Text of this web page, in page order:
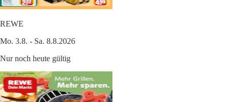
REWE
Mo. 3.8. - Sa. 8.8.2026
Nur noch heute gültig